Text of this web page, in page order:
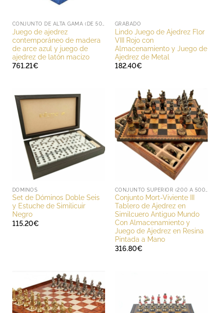
Juego de ajedrez
contemporáneo de madera
de arce azul y juego de
ajedrez de latón macizo
761.21€
GRABADO
Lindo Juego de Ajedrez Flor
VIII Rojo con
Almacenamiento y Juego de
Ajedrez de Metal
182.40€
DOMINOS
Set de Dóminos Doble Seis
y Estuche de Similicuir
Negro
115.20€
Conjunto Mort-Viviente III
Tablero de Ajedrez en
Similcuero Antiguo Mundo
Con Almacenamiento y
Juego de Ajedrez en Resina
Pintada a Mano
316.80€